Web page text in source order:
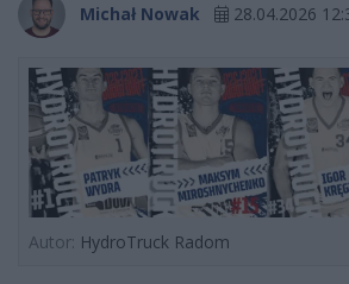
Michał Nowak 28.04.2026
Autor: HydroTruck Radom